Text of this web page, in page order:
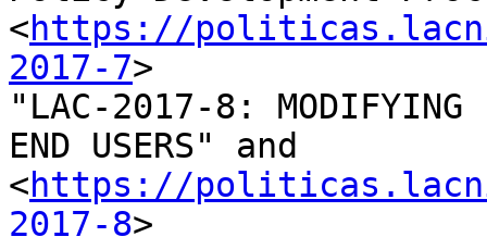
<https://
2017-7>
"LAC-2017-8:
END USERS" and
<https://
2017-8>